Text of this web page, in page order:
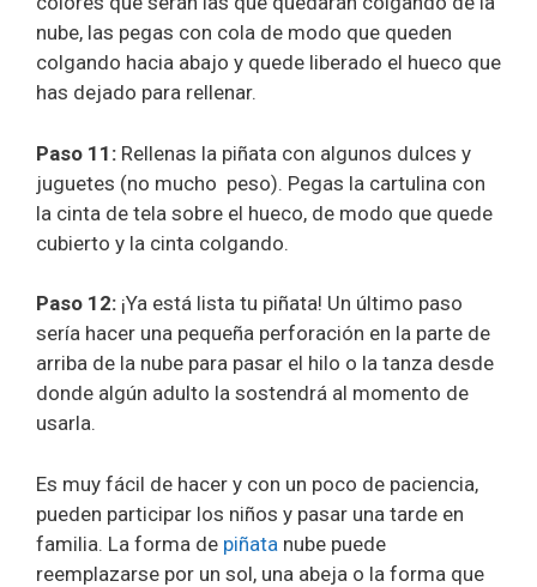
nube, las pegas con cola de modo que queden
colgando hacia abajo y quede liberado el hueco que
has dejado para rellenar.
Paso 11: Rellenas la piñata con algunos dulces y
juguetes (no mucho peso). Pegas la cartulina con
la cinta de tela sobre el hueco, de modo que quede
cubierto y la cinta colgando.
Paso 12: ¡Ya está lista tu piñata! Un último paso
sería hacer una pequeña perforación en la parte de
arriba de la nube para pasar el hilo o la tanza desde
donde algún adulto la sostendrá al momento de
usarla.
Es muy fácil de hacer y con un poco de paciencia,
pueden participar los niños y pasar una tarde en
familia. La forma de piñata nube puede
reemplazarse por un sol, una abeja o la forma que